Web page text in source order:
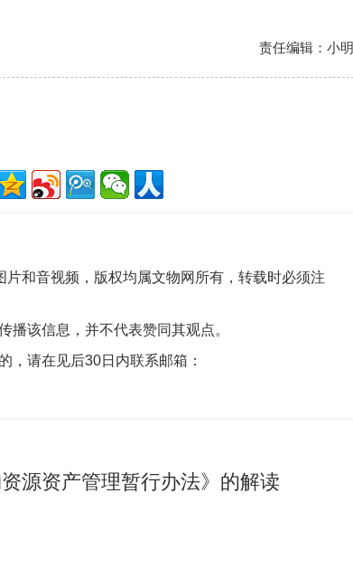
责任编辑：小明
片和音视频，版权均属文物网所有，转载时必须注
播该信息，并不代表赞同其观点。
，请在见后30日内联系邮箱：
源资产管理暂行办法》的解读